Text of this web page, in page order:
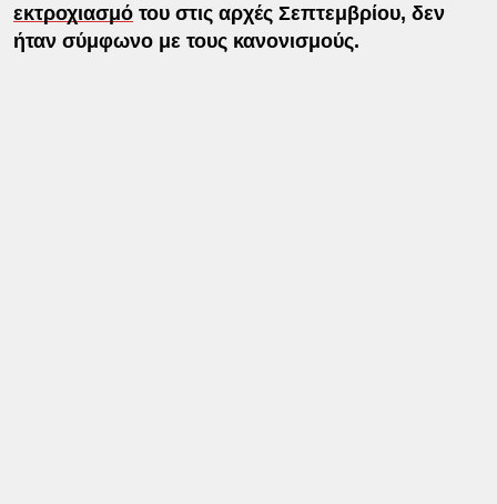
εκτροχιασμότου στις αρχές Σεπτεμβρίου, δεν
ήταν σύμφωνο με τους κανονισμούς.